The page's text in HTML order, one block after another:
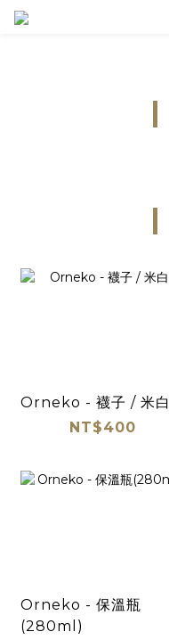
Orneko - 襪子 / 米白
NT$400
Orneko - 保溫瓶
(280ml)